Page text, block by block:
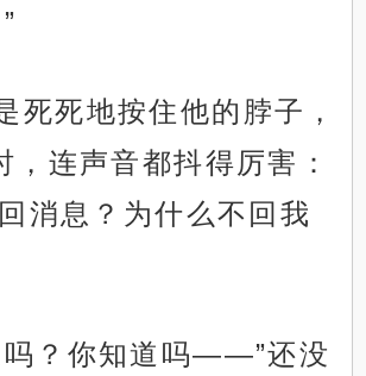
死死地按住他的脖子，
，连声音都抖得厉害：
消息？为什么不回我
吗？你知道吗——”还没